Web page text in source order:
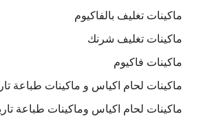
ماكينات تغليف بالفاكيوم
ماكينات تغليف شرنك
ماكينات فاكيوم
ماكينات لحام اكياس و ماكينات طباعة
ماكينات لحام اكياس وماكينات طباعة